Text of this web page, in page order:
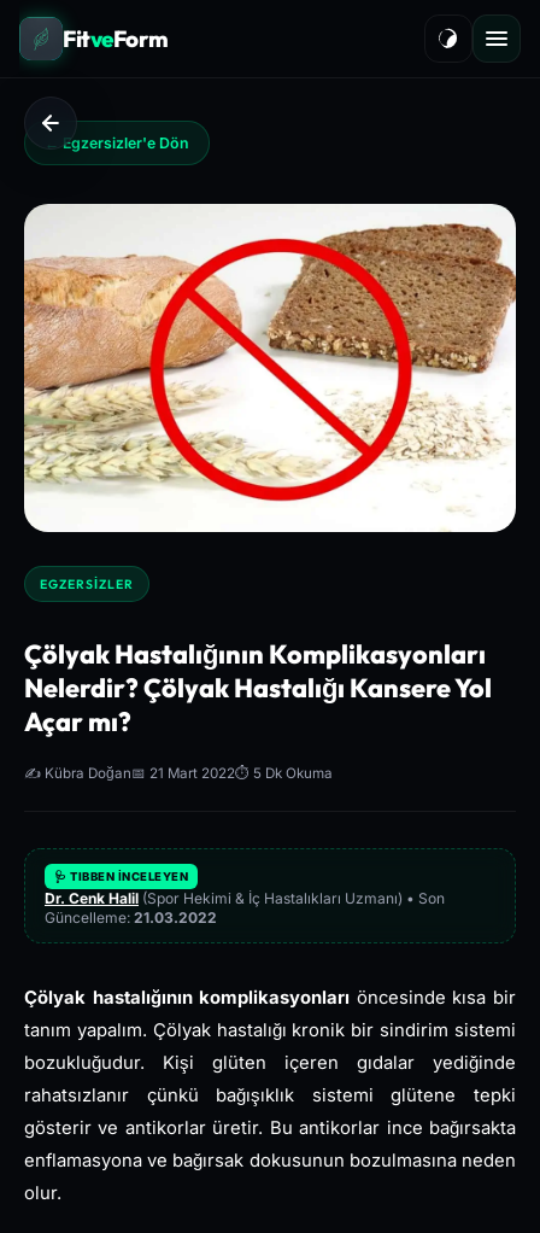
FitveForm
← Egzersizler'e Dön
EGZERSIZLER
Çölyak Hastalığının Komplikasyonları
Nelerdir? Çölyak Hastalığı Kansere Yol
Açar mı?
✍️ Kübra Doğan📅 21 Mart 2022⏱️ 5 Dk Okuma
🩺 TIBBEN İNCELEYEN
Dr. Cenk Halil (Spor Hekimi & İç Hastalıkları Uzmanı) • Son
Güncelleme: 21.03.2022
Çölyak hastalığının komplikasyonları öncesinde kısa bir
tanım yapalım. Çölyak hastalığı kronik bir sindirim sistemi
bozukluğudur. Kişi glüten içeren gıdalar yediğinde
rahatsızlanır çünkü bağışıklık sistemi glütene tepki
gösterir ve antikorlar üretir. Bu antikorlar ince bağırsakta
enflamasyona ve bağırsak dokusunun bozulmasına neden
olur.